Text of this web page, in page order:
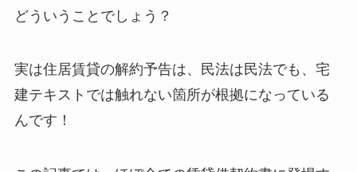
どういうことでしょう？
実は住居賃貸の解約予告は、民法は民法でも、宅
建テキストでは触れない箇所が根拠になっている
んです！